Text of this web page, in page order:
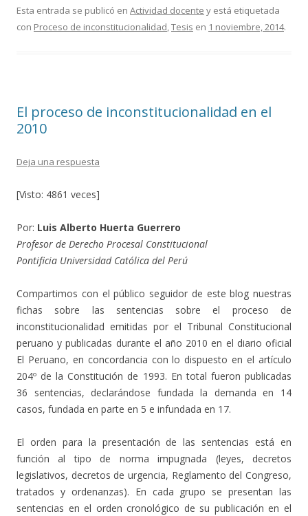
e
b
k
itt
er
m
p
r
Esta entrada se publicó en Actividad docente y está etiquetada
con Proceso de inconstitucionalidad,Tesis en 1 noviembre, 2014.
El proceso de inconstitucionalidad en el
2010
Deja una respuesta
[Visto: 4861 veces]
Por: Luis Alberto Huerta Guerrero
Profesor de Derecho Procesal Constitucional
Pontificia Universidad Católica del Perú
Compartimos con el público seguidor de este blog nuestras
fichas sobre las sentencias sobre el proceso de
inconstitucionalidad emitidas por el Tribunal Constitucional
peruano y publicadas durante el año 2010 en el diario oficial
El Peruano, en concordancia con lo dispuesto en el artículo
204º de la Constitución de 1993. En total fueron publicadas
36 sentencias, declarándose fundada la demanda en 14
casos, fundada en parte en 5 e infundada en 17.
El orden para la presentación de las sentencias está en
función al tipo de norma impugnada (leyes, decretos
legislativos, decretos de urgencia, Reglamento del Congreso,
tratados y ordenanzas). En cada grupo se presentan las
sentencias en el orden cronológico de su publicación en el